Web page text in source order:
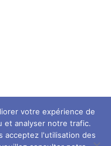
la meille de meille
que nous utilisons ou
votre expérience de
et analyser notre trafic.
acceptez l'utilisation des